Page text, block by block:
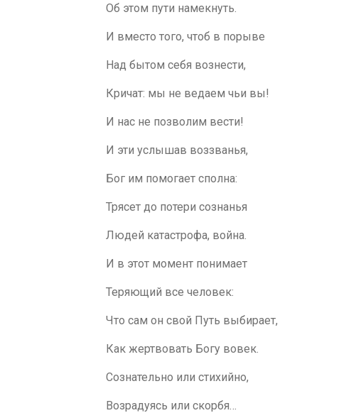
Об этом пути намекнуть.
И вместо того, чтоб в порыве
Над бытом себя вознести,
Кричат: мы не ведаем чьи вы!
И нас не позволим вести!
И эти услышав воззванья,
Бог им помогает сполна:
Трясет до потери сознанья
Людей катастрофа, война.
И в этот момент понимает
Теряющий все человек:
Что сам он свой Путь выбирает,
Как жертвовать Богу вовек.
Сознательно или стихийно,
Возрадуясь или скорбя…